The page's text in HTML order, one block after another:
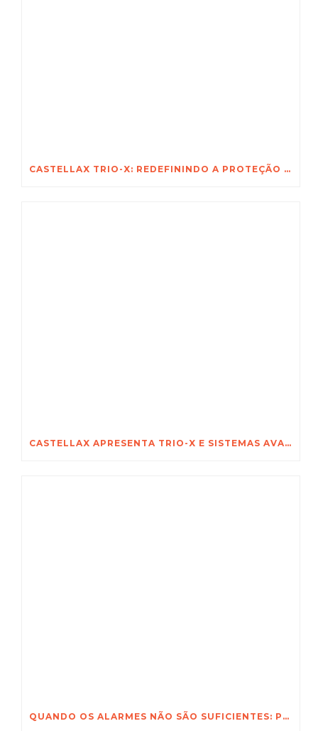
CASTELLAX TRIO-X: REDEFININDO A PROTEÇÃO NÃO LETAL PARA OS ATIVOS MAIS VALIOSOS DA ÁFRICA
CASTELLAX APRESENTA TRIO-X E SISTEMAS AVANÇADOS DE SEGURANÇA NA FEIRA INTERNACIONAL DE SEGURANÇA DE POZNAŃ
QUANDO OS ALARMES NÃO SÃO SUFICIENTES: POR QUE O CASTELLAX TRIO-X™ MUDA AS REGRAS DA SEGURANÇA